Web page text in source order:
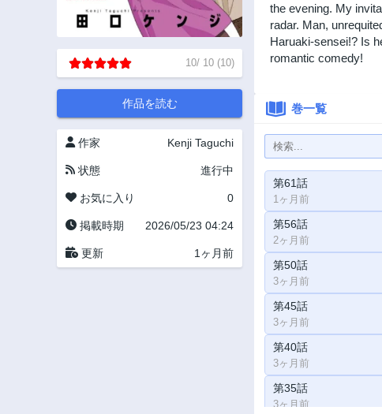
10/ 10 (10)
作品を読む
作家 Kenji Taguchi
状態 進行中
お気に入り 0
掲載時期 2026/05/23 04:24
更新 1ヶ月前
the evening. My
radar. Man,
Haruaki-sensei!? Is
romantic comedy!
巻一覧
第61話
1ヶ月前
第56話
2ヶ月前
第50話
3ヶ月前
第45話
3ヶ月前
第40話
3ヶ月前
第35話
3ヶ月前